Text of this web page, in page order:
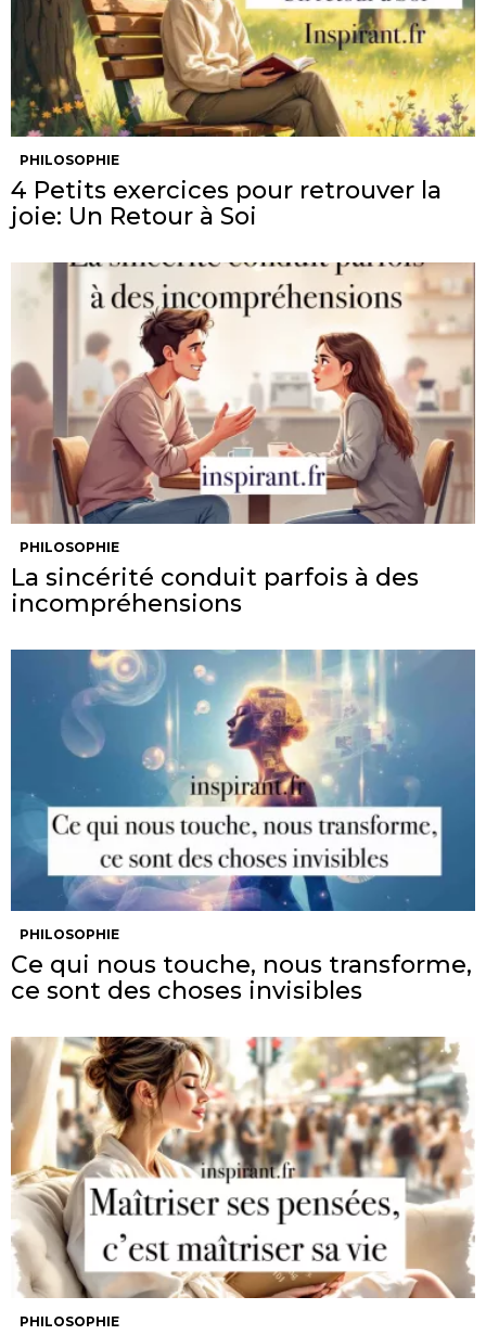
PHILOSOPHIE
4 Petits exercices pour retrouver la
joie: Un Retour à Soi
PHILOSOPHIE
La sincérité conduit parfois à des
incompréhensions
PHILOSOPHIE
Ce qui nous touche, nous transforme,
ce sont des choses invisibles
PHILOSOPHIE